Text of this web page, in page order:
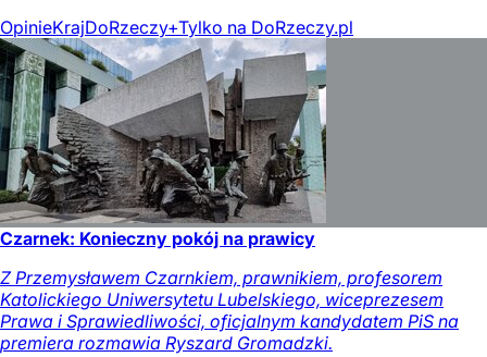
OpinieKrajDoRzeczy+Tylko na DoRzeczy.pl
Czarnek: Konieczny pokój na prawicy
Z Przemysławem Czarnkiem, prawnikiem, profesorem
Katolickiego Uniwersytetu Lubelskiego, wiceprezesem
Prawa i Sprawiedliwości, oficjalnym kandydatem PiS na
premiera rozmawia Ryszard Gromadzki.